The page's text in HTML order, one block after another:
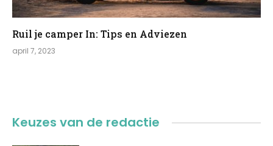
Ruil je camper In: Tips en Adviezen
april 7, 2023
Keuzes van de redactie